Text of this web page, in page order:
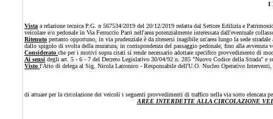
I
Vista a relazione tecnica P.G. n 567534/2019 del 20/12/2019 redatta dal Settore Edilizia e
veicolare e/o pedonale in Via Ferruccio Parri nell'area potenzialmente interessata dall'eventuale
Ritenuto pertanto opportuno, in via prudenziale è da ritenersi inagibile un'area lungo la sede
dallo spigolo di svolta della muratura, in corrispondenza del passaggio pedonale, fino alla avvenuta
Considerato che per i motivi sopra citati si rende necessario adottare specifico provvedimento di
Ai sensi degli art. 5 - 6 - 7 del Decreto Legislativo 30/04/92 n. 285 "Nuovo Codice della Strada" e
Visto l'Atto di delega al Sig. Nicola Latronico - Responsabile dell'U.O. Nucleo Operativo
di attuare per la circolazione dei veicoli i seguenti provvedimenti di traffico nella via sotto elencata
AREE INTERDETTE ALLA CIRCOLAZIONE